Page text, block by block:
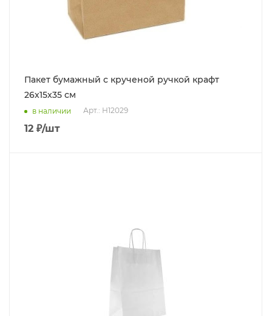
Пакет бумажный с крученой ручкой крафт
26x15x35 см
в наличии Арт.: Н12029
12 ₽/шт